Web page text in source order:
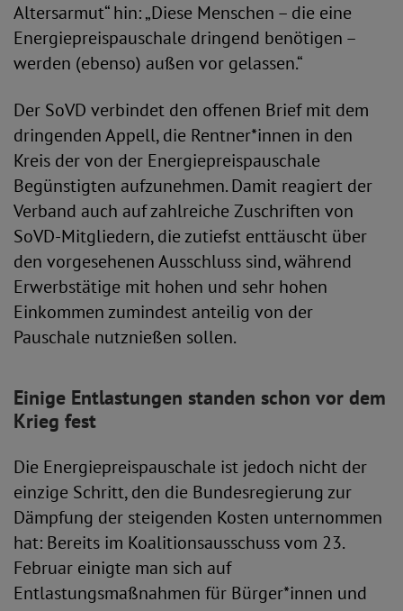
Altersarmut“ hin: „Diese Menschen – die eine
Energiepreispauschale dringend benötigen –
werden (ebenso) außen vor gelassen.“
Der SoVD verbindet den offenen Brief mit dem
dringenden Appell, die Rentner*innen in den
Kreis der von der Energiepreispauschale
Begünstigten aufzunehmen. Damit reagiert der
Verband auch auf zahlreiche Zuschriften von
SoVD-Mitgliedern, die zutiefst enttäuscht über
den vorgesehenen Ausschluss sind, während
Erwerbstätige mit hohen und sehr hohen
Einkommen zumindest anteilig von der
Pauschale nutznießen sollen.
Einige Entlastungen standen schon vor dem
Krieg fest
Die Energiepreispauschale ist jedoch nicht der
einzige Schritt, den die Bundesregierung zur
Dämpfung der steigenden Kosten unternommen
hat: Bereits im Koalitionsausschuss vom 23.
Februar einigte man sich auf
Entlastungsmaßnahmen für Bürger*innen und